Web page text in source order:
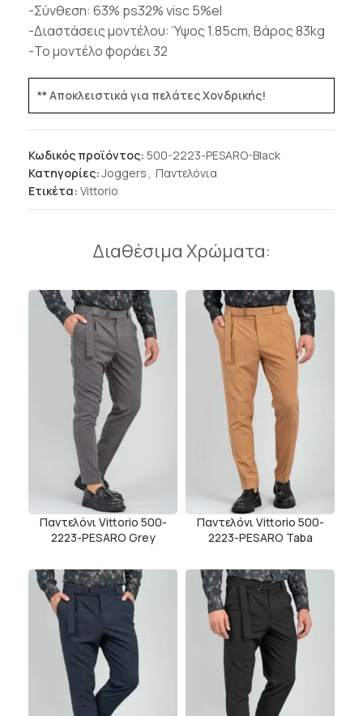
-Σύνθεση: 63% ps32% visc 5%el
-Διαστάσεις μοντέλου: Ύψος 1.85cm, Βάρος 83kg
-Το μοντέλο φοράει 32
** Αποκλειστικά για πελάτες Χονδρικής!
Κωδικός προϊόντος: 500-2223-PESARO-Black
Κατηγορίες: Joggers , Παντελόνια
Ετικέτα: Vittorio
Διαθέσιμα Χρώματα:
Παντελόνι Vittorio 500-
2223-PESARO Grey
Παντελόνι Vittorio 500-
2223-PESARO Taba